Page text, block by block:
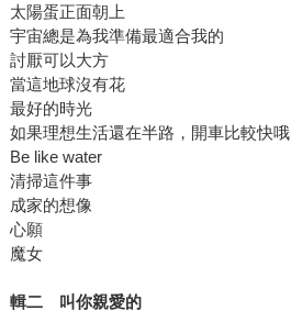
太陽蛋正面朝上
宇宙總是為我準備最適合我的
討厭可以大方
當這地球沒有花
最好的時光
如果理想生活還在半路，開車比較快哦
Be like water
清掃這件事
成家的想像
心願
魔女
輯二 叫你親愛的